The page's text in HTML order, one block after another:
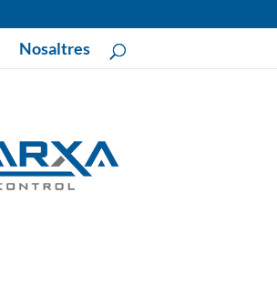
Nosaltres